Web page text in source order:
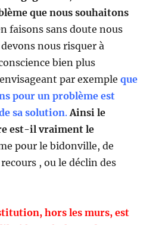
que nous souhaitons
faisons sans doute nous
nous risquer à
bien plus
par exempleque
pour un problème est
sa solution. Ainsi le
est-il vraiment le
pour le bidonville, de
, ou le déclin des
hors les murs, est